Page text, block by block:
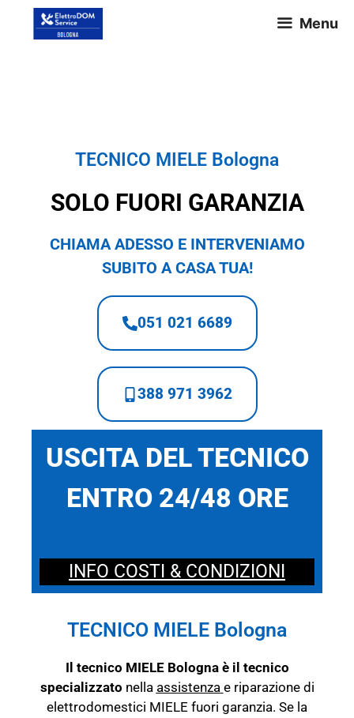
Menu
TECNICO MIELE Bologna
SOLO FUORI GARANZIA
CHIAMA ADESSO E INTERVENIAMO
SUBITO A CASA TUA!
051 021 6689
388 971 3962
USCITA DEL TECNICO
ENTRO 24/48 ORE
INFO COSTI & CONDIZIONI
TECNICO MIELE Bologna
Il tecnico MIELE Bologna è il tecnico
specializzato nella assistenza e riparazione di
elettrodomestici MIELE fuori garanzia. Se la